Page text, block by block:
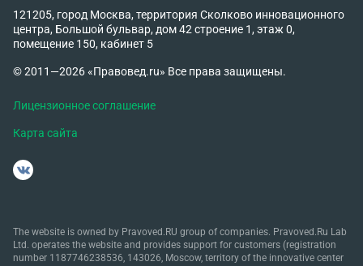
121205, город Москва, территория Сколково инновационного
центра, Большой бульвар, дом 42 строение 1, этаж 0,
помещение 150, кабинет 5
© 2011—2026 «Правовед.ru» Все права защищены.
Лицензионное соглашение
Карта сайта
The website is owned by Pravoved.RU group of companies. Pravoved.Ru Lab
Ltd. operates the website and provides support for customers (registration
number 1187746238536, 143026, Moscow, territory of the innovative center